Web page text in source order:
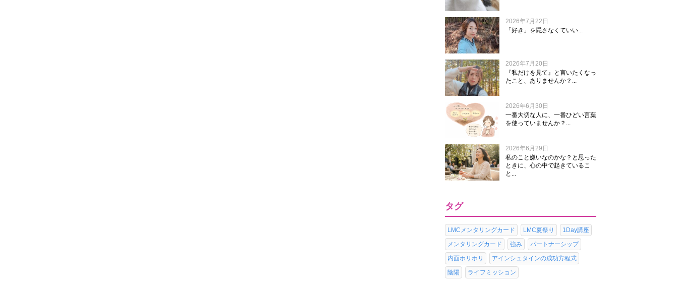
2026年7月22日
「好き」を隠さなくていい...
2026年7月20日
『私だけを見て』と言いたくなっ
たこと、ありませんか？...
2026年6月30日
一番大切な人に、一番ひどい言葉
を使っていませんか？...
2026年6月29日
私のこと嫌いなのかな？と思った
ときに、心の中で起きているこ
と...
タグ
LMCメンタリングカード LMC夏祭り
1Day講座
メンタリングカード
強み
パートナーシップ
内面ホリホリ
アインシュタインの成功方程式
陰陽
ライフミッション